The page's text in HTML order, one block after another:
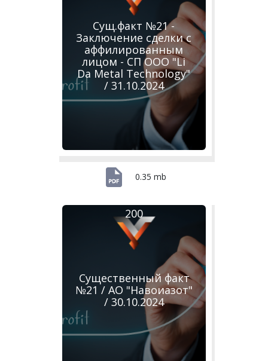
Сущ.факт №21 -
Заключение сделки с
аффилированным
лицом - СП ООО "Li
Da Metal Technology"
/ 31.10.2024
0.35 mb
Существенный факт
№21 / АО "Навоиазот"
/ 30.10.2024
200